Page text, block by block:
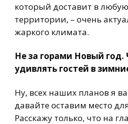
который доставит в
территории, – очень
жаркого климата.
Не за горами Новый год.
удивлять гостей в
Ну, всех наших планов я
давайте оставим место
Расскажу только, что на